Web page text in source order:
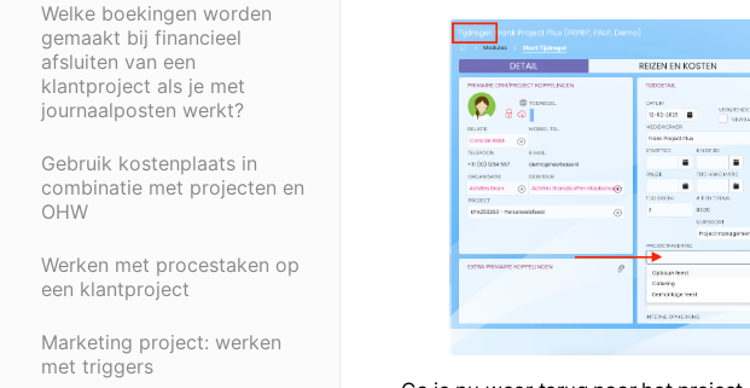
Welke boekingen worden
gemaakt bij financieel
afsluiten van een
klantproject als je met
journaalposten werkt?
Gebruik kostenplaats in
combinatie met projecten en
OHW
Werken met procestaken op
een klantproject
Marketing project: werken
met triggers